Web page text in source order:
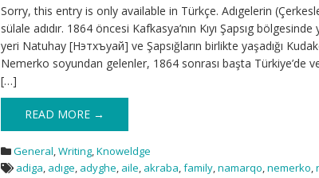
Sorry, this entry is only available in Türkçe. Adıgelerin
sülale adıdır. 1864 öncesi Kafkasya’nın Kıyı Şapsıg
yeri Natuhay [Нэтхъуай] ve Şapsığların birlikte yaşadığı
Nemerko soyundan gelenler, 1864 sonrası başta Türkiye’de
[…]
READ MORE →
General,Writing,Knoweldge
adiga, adıge, adyghe, aile, akraba,family,namarqo,nemerko,